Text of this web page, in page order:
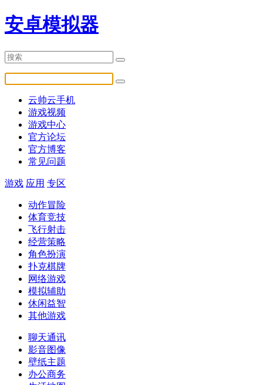
安卓模拟器
云帅云手机
游戏视频
游戏中心
官方论坛
官方博客
常见问题
游戏 应用 专区
动作冒险
体育竞技
飞行射击
经营策略
角色扮演
扑克棋牌
网络游戏
模拟辅助
休闲益智
其他游戏
聊天通讯
影音图像
壁纸主题
办公商务